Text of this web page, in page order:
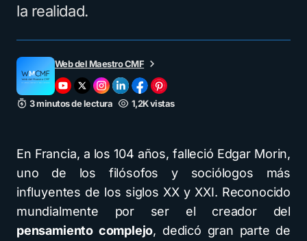
la realidad.
Web del Maestro CMF
3 minutos de lectura 1,2K vistas
En Francia, a los 104 años, falleció Edgar Morin,
uno de los filósofos y sociólogos más
influyentes de los siglos XX y XXI. Reconocido
mundialmente por ser el creador del
pensamiento complejo, dedicó gran parte de